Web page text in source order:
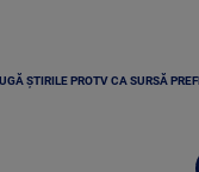
ȘTIRILE PROTV CA SURSĂ